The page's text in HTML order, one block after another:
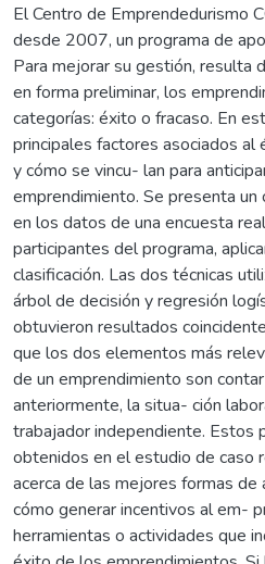
El Centro de Emprendedurismo
desde 2007, un programa de
Para mejorar su gestión, resulta
en forma preliminar, los
categorías: éxito o fracaso. En
principales factores asociados
y cómo se vincu- lan para
emprendimiento. Se presenta
en los datos de una encuesta
participantes del programa,
clasificación. Las dos técnicas
árbol de decisión y regresión
obtuvieron resultados
que los dos elementos más
de un emprendimiento son
anteriormente, la situa- ción
trabajador independiente. Estos
obtenidos en el estudio de caso
acerca de las mejores formas
cómo generar incentivos al em-
herramientas o actividades que